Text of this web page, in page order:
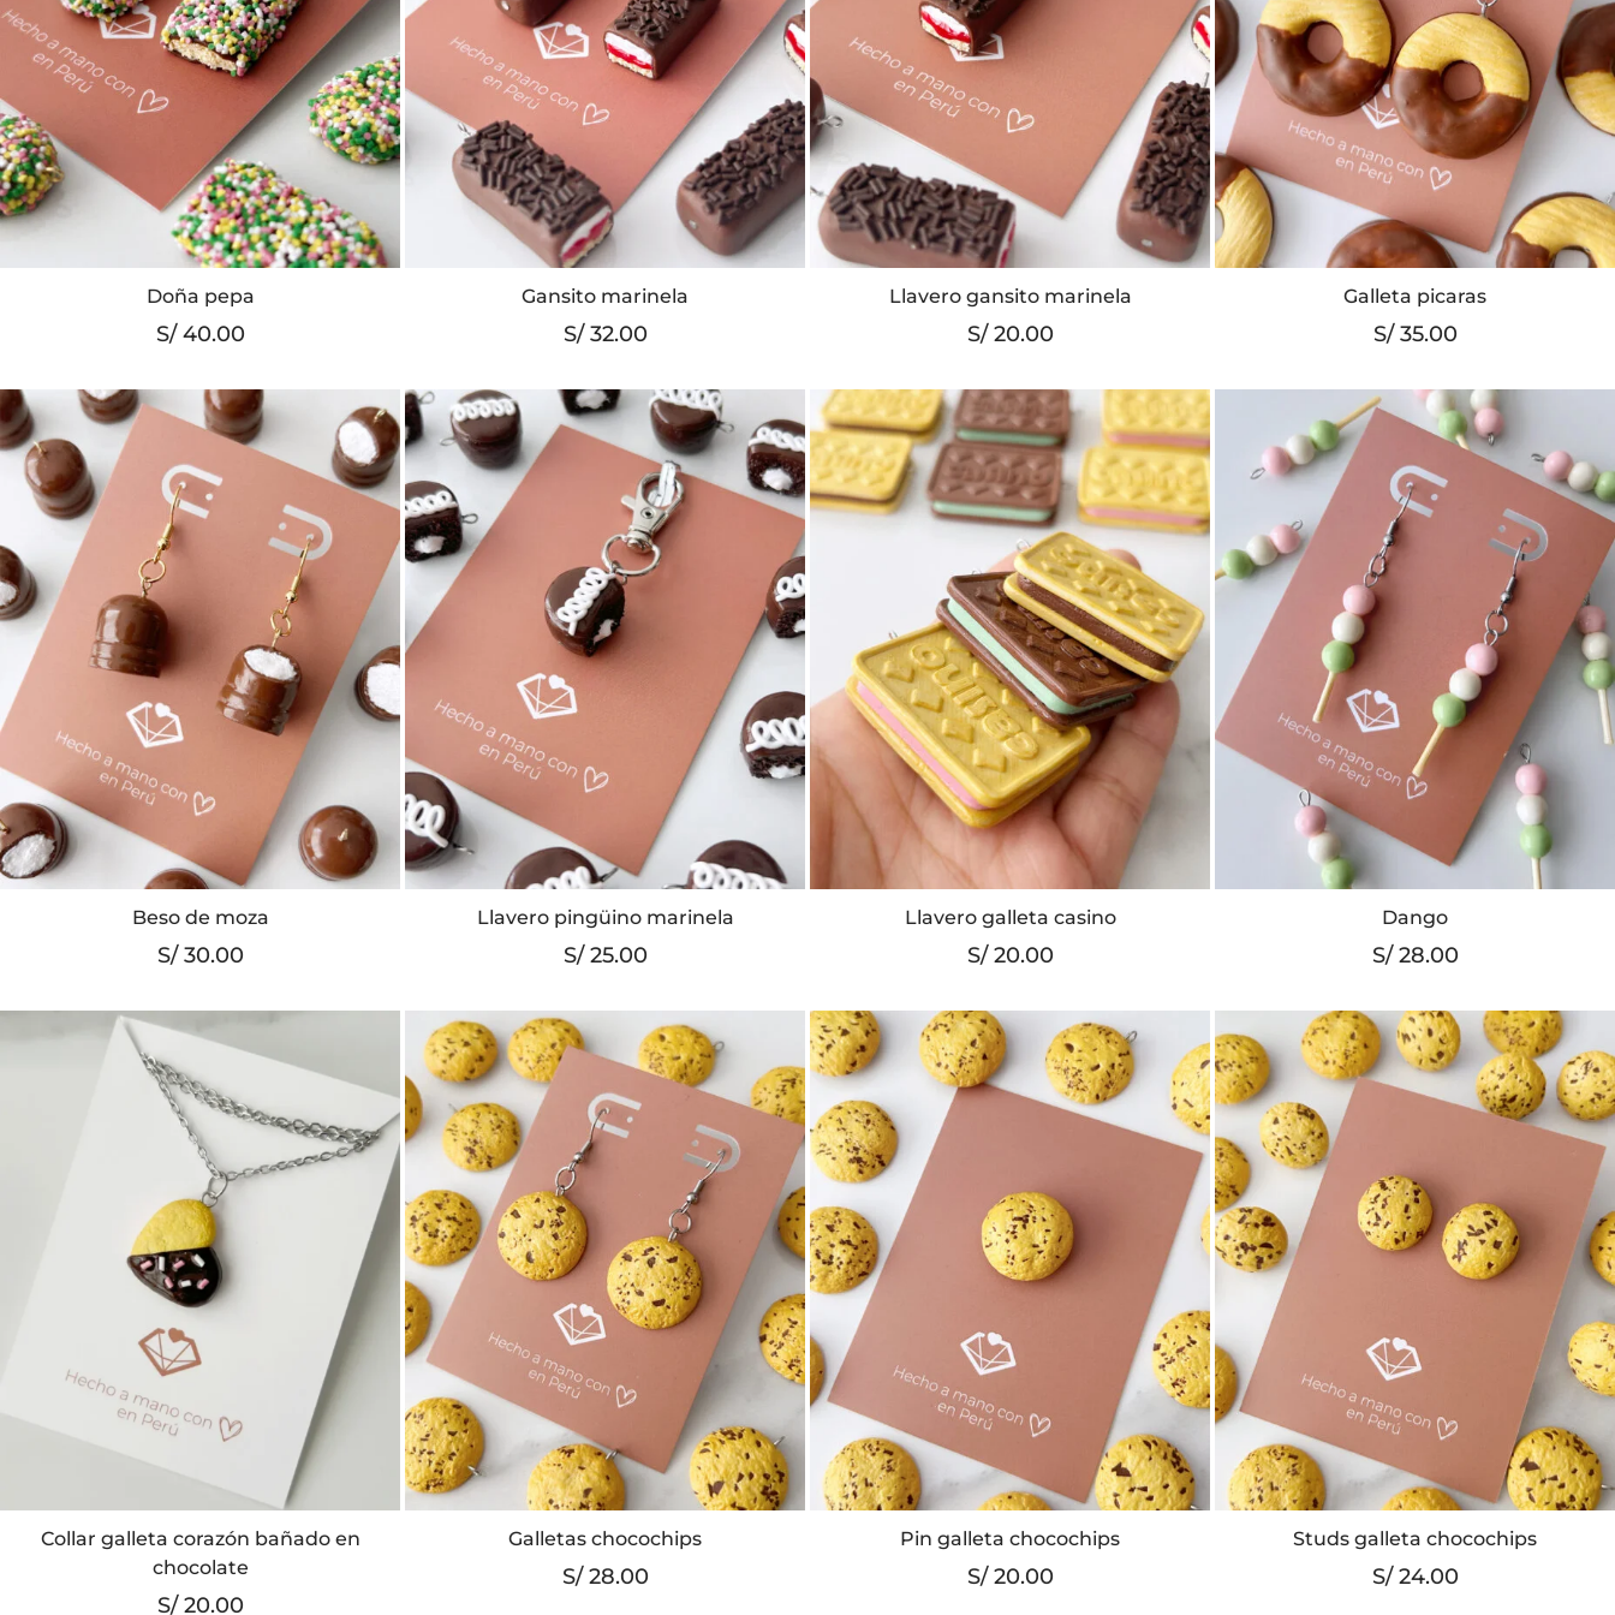
Doña pepa
S/40.00
Gansito marinela
S/32.00
Llavero gansito marinela
S/20.00
Galleta picaras
S/35.00
Beso de moza
S/30.00
Llavero pingüino marinela
S/25.00
producto
tiene
variantes.
opciones
se
en
la
página
de
Llavero galleta casino
S/20.00
Dango
S/28.00
Collar galleta corazón bañado en
chocolate
S/20.00
Galletas chocochips
S/28.00
Pin galleta chocochips
S/20.00
Studs galleta chocochips
S/24.00